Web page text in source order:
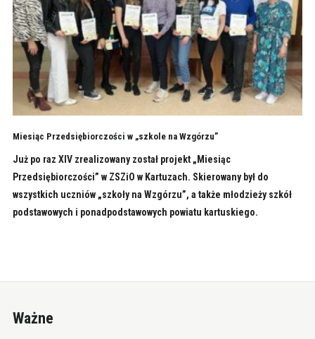
Miesiąc Przedsiębiorczości w „szkole na Wzgórzu”
Już po raz XIV zrealizowany został projekt „Miesiąc
Przedsiębiorczości” w ZSZiO w Kartuzach. Skierowany był do
wszystkich uczniów „szkoły na Wzgórzu”, a także młodzieży szkół
podstawowych i ponadpodstawowych powiatu kartuskiego.
Ważne